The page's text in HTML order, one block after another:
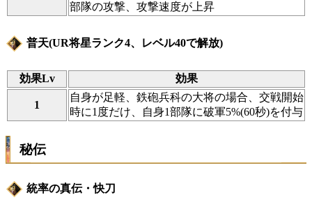
部隊の攻撃、攻撃速度が上昇
普天(UR将星ランク4、レベル40で解放)
効果Lv 効果
1
自身が足軽、鉄砲兵科の大将の場合、交戦開始
時に1度だけ、自身1部隊に破軍5%(60秒)を付与
秘伝
統率の真伝・快刀